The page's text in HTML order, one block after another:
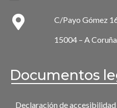
C/Payo Gómez
15004 – A
Documentos
Declaración de accesibilidad